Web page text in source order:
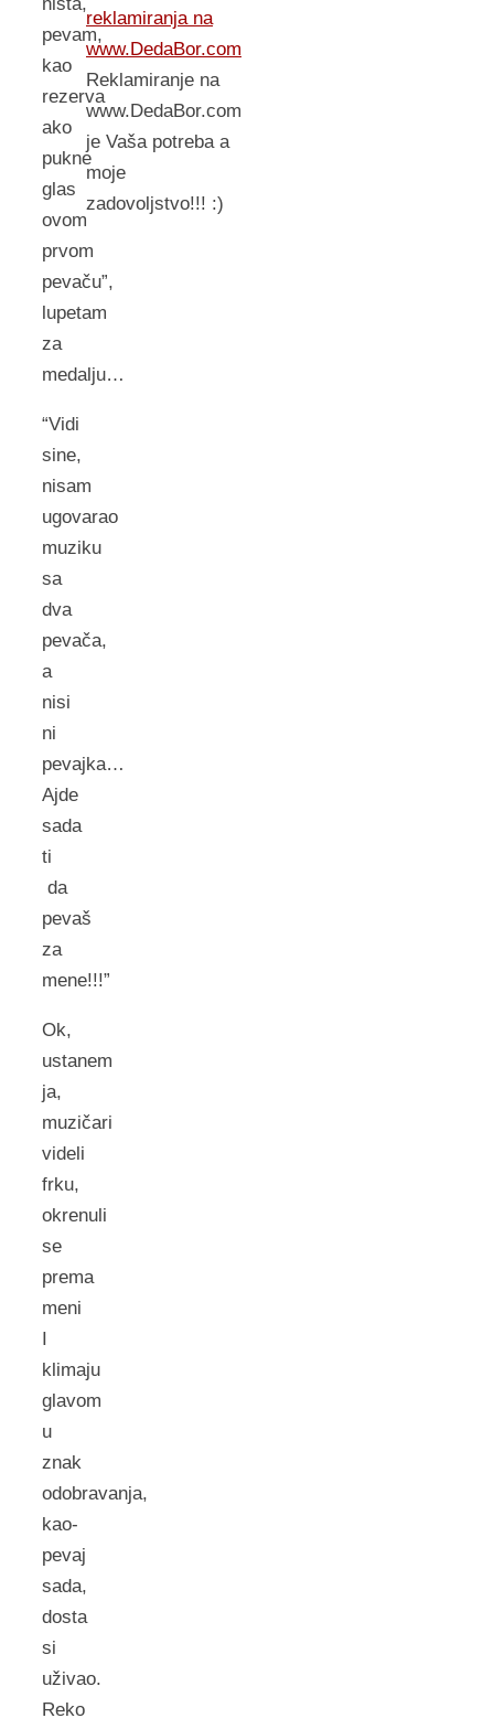
pevam,
kao
rezerva
ako
pukne
glas
ovom
prvom
pevaču”,
lupetam
za
medalju…
“Vidi
sine,
nisam
ugovarao
muziku
sa
dva
pevača,
a
nisi
ni
pevajka…
Ajde
sada
ti
da
pevaš
za
mene!!!”
Ok,
ustanem
ja,
muzičari
videli
frku,
okrenuli
se
prema
meni
I
klimaju
glavom
u
znak
odobravanja,
kao-
pevaj
sada,
dosta
si
uživao.
Reko
reklamiranja na
www.DedaBor.com
Reklamiranje na
www.DedaBor.com
je Vaša potreba a
moje
zadovoljstvo!!! :)